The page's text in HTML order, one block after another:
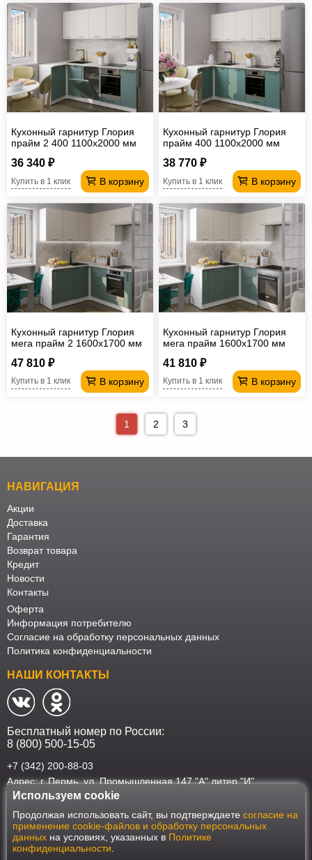
Кухонный гарнитур Глория
прайм 2 400 1100х2000 мм
36 340 ₽
В корзину
Купить в 1 клик
Кухонный гарнитур Глория
прайм 400 1100х2000 мм
38 770 ₽
В корзину
Купить в 1 клик
Кухонный гарнитур Глория
мега прайм 2 1600х1700 мм
47 810 ₽
В корзину
Купить в 1 клик
Кухонный гарнитур Глория
мега прайм 1600х1700 мм
41 810 ₽
В корзину
Купить в 1 клик
1 2 3
НАВИГАЦИЯ
Акции
Доставка
Гарантия
Возврат товара
Кредит
Новости
Контакты
Оферта
Информация потребителю
Согласие на обработку персональных данных
Политика конфиденциальности
НАШИ КОНТАКТЫ
Бесплатный номер по России:
8 (800) 500-15-05
+7 (342) 200-88-03
Адрес: г. Пермь, ул. Промышленная 147 "А" литер "И"
Наш интернет-магазин работает в соответствии с требованиями
Федерального закона от 27 июля 2006 года №152-ФЗ "О персональных
данных". Оформить заказ на сайте Мебеласка возможно только при
наличии согласия на обработку Ваших персональных данных. Для
улучшения работы сайта и его взаимодействия с пользователями мы
Используем cookie
Продолжая использовать сайт, вы подтверждаете согласие на
применение cookie-файлов и обработку персональных
данных на условиях, указанных в Политике
конфиденциальности